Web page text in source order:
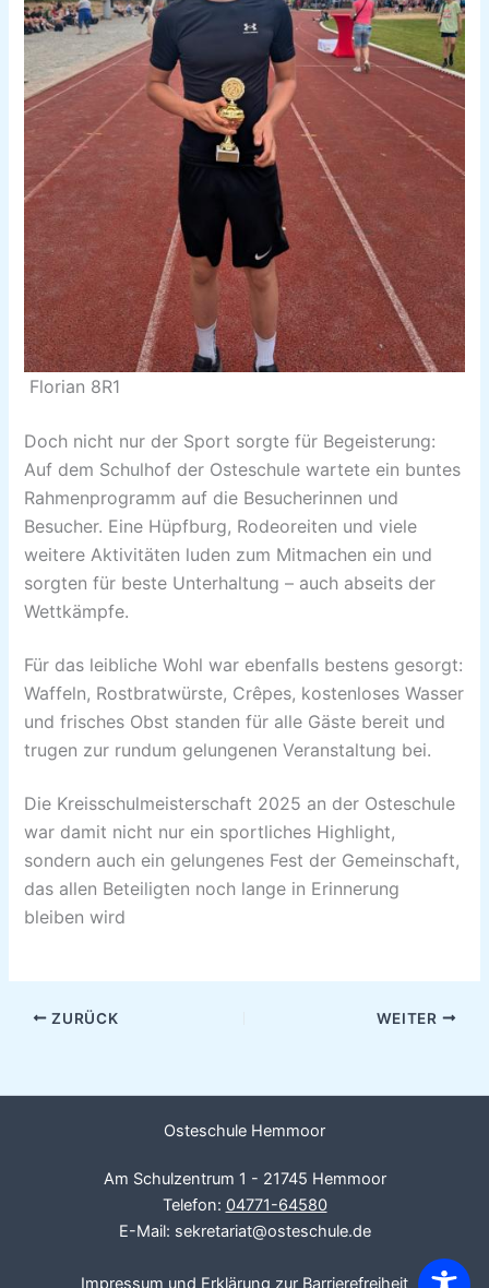
Florian 8R1
Doch nicht nur der Sport sorgte für Begeisterung:
Auf dem Schulhof der Osteschule wartete ein buntes
Rahmenprogramm auf die Besucherinnen und
Besucher. Eine Hüpfburg, Rodeoreiten und viele
weitere Aktivitäten luden zum Mitmachen ein und
sorgten für beste Unterhaltung – auch abseits der
Wettkämpfe.
Für das leibliche Wohl war ebenfalls bestens gesorgt:
Waffeln, Rostbratwürste, Crêpes, kostenloses Wasser
und frisches Obst standen für alle Gäste bereit und
trugen zur rundum gelungenen Veranstaltung bei.
Die Kreisschulmeisterschaft 2025 an der Osteschule
war damit nicht nur ein sportliches Highlight,
sondern auch ein gelungenes Fest der Gemeinschaft,
das allen Beteiligten noch lange in Erinnerung
bleiben wird
ZURÜCK WEITER
Osteschule Hemmoor
Am Schulzentrum 1 - 21745 Hemmoor
Telefon: 04771-64580
E-Mail: sekretariat@osteschule.de
Impressum und Erklärung zur Barrierefreiheit